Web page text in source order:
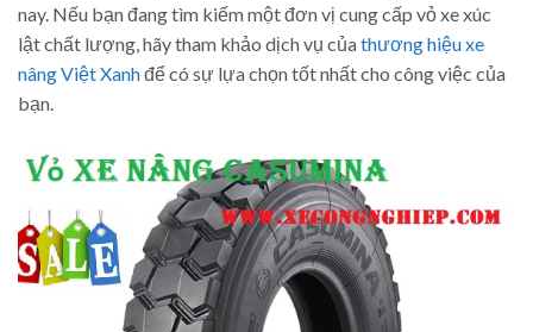
nay. Nếu bạn đang tìm kiếm một đơn vị cung cấp vỏ xe xúc
lật chất lượng, hãy tham khảo dịch vụ củathương hiệu xe
nâng Việt Xanhđể có sự lựa chọn tốt nhất cho công việc của
bạn.